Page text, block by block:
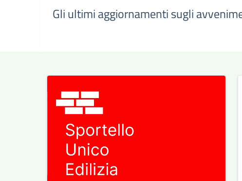
Gli ultimi aggiornamenti sugli